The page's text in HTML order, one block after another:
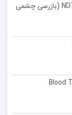
دانلود جزوه تست های غیر مخرب NDT (بازرسی چشمی